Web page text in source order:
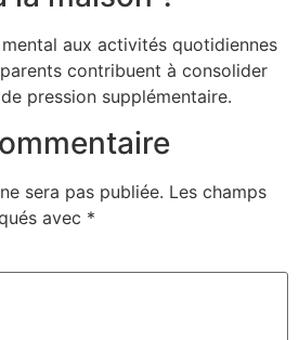
aux activités quotidiennes
contribuent à consolider
pression supplémentaire.
sera pas publiée. Les champs
avec *